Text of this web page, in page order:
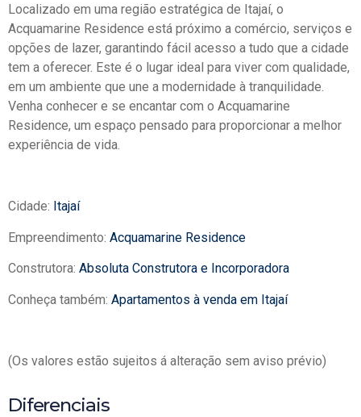
Localizado em uma região estratégica de Itajaí, o
Acquamarine Residence está próximo a comércio, serviços e
opções de lazer, garantindo fácil acesso a tudo que a cidade
tem a oferecer. Este é o lugar ideal para viver com qualidade,
em um ambiente que une a modernidade à tranquilidade.
Venha conhecer e se encantar com o Acquamarine
Residence, um espaço pensado para proporcionar a melhor
experiência de vida.
Cidade: Itajaí
Empreendimento: Acquamarine Residence
Construtora: Absoluta Construtora e Incorporadora
Conheça também: Apartamentos à venda em Itajaí
(Os valores estão sujeitos á alteração sem aviso prévio)
Diferenciais